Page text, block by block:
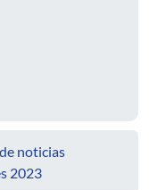
noticias
2023